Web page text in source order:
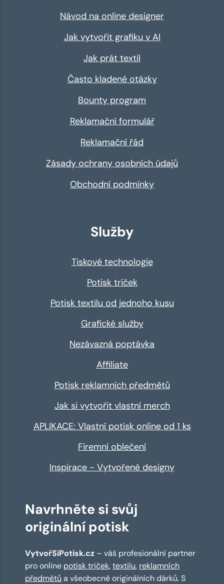
Návod na online designer
Jak vytvořit grafiku v AI
Jak prát textil
Často kladené otázky
Bounty program
Reklamační formulář
Reklamační řád
Zásady ochrany osobních údajů
Obchodní podmínky
Služby
Tiskové technologie
Potisk triček
Potisk textilu od jednoho kusu
Grafické služby
Nezávazná poptávka
Affiliate
Potisk reklamních předmětů
Jak si vytvořit vlastní merch
APLIKACE: Vlastní potisk online od 1 ks
Firemní oblečení
Inspirace - Vytvořené designy
Navrhněte si svůj
originální potisk
VytvořSiPotisk.cz – váš profesionální partner
pro online potisk triček,textilu, reklamních
předmětů a všeobecně originálních dárků. S